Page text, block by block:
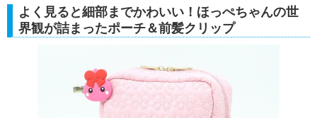
よく見ると細部までかわいい！ほっぺちゃんの世
界観が詰まったポーチ＆前髪クリップ